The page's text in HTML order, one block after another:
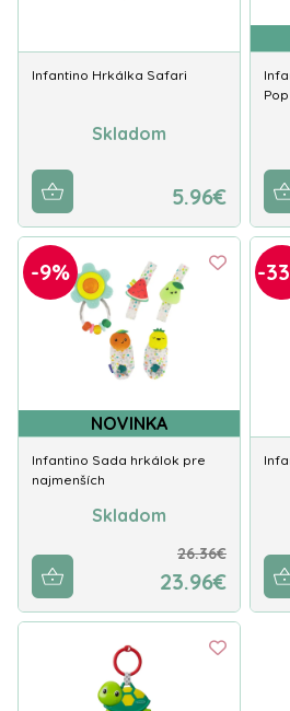
Infantino Hrkálka Safari
Skladom
5.96€
-9%
NOVINKA
Infantino Sada hrkálok pre
najmenších
Skladom
26.36€
23.96€
-